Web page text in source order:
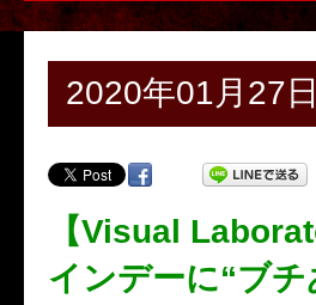
2020年01月27
【Visual
インデーに“ブ